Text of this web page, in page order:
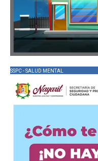
SSPC - SALUD MENTAL